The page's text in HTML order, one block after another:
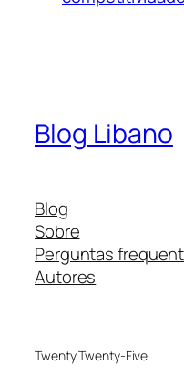
Blog Libano
Blog
Sobre
Perguntas
Autores
Twenty Twenty-Five